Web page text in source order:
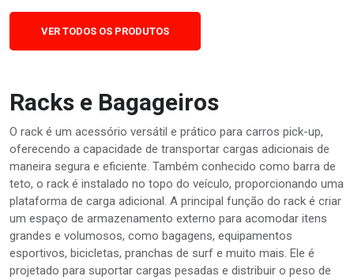
VER TODOS OS PRODUTOS
Racks e Bagageiros
O rack é um acessório versátil e prático para carros pick-up,
oferecendo a capacidade de transportar cargas adicionais de
maneira segura e eficiente. Também conhecido como barra de
teto, o rack é instalado no topo do veículo, proporcionando uma
plataforma de carga adicional. A principal função do rack é criar
um espaço de armazenamento externo para acomodar itens
grandes e volumosos, como bagagens, equipamentos
esportivos, bicicletas, pranchas de surf e muito mais. Ele é
projetado para suportar cargas pesadas e distribuir o peso de